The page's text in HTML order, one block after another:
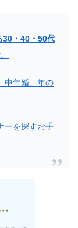
30・40・50代
中年婚、年の
ーを探すお手